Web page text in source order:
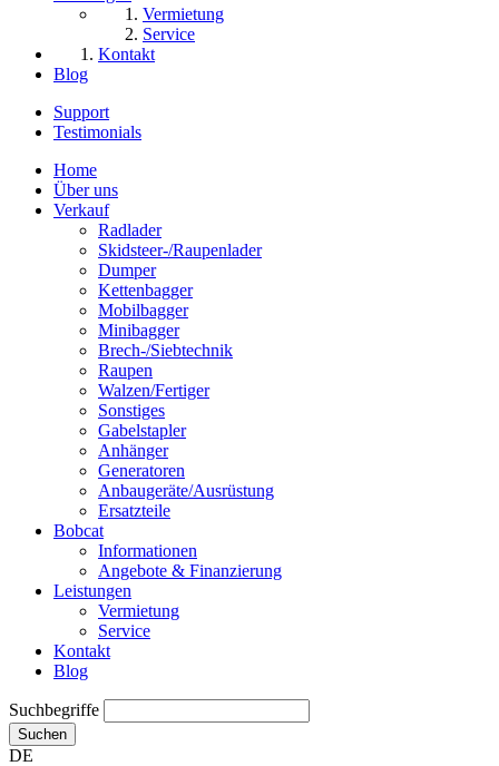
Vermietung
Service
Kontakt
Blog
Support
Testimonials
Home
Über uns
Verkauf
Radlader
Skidsteer-/Raupenlader
Dumper
Kettenbagger
Mobilbagger
Minibagger
Brech-/Siebtechnik
Raupen
Walzen/Fertiger
Sonstiges
Gabelstapler
Anhänger
Generatoren
Anbaugeräte/Ausrüstung
Ersatzteile
Bobcat
Informationen
Angebote & Finanzierung
Leistungen
Vermietung
Service
Kontakt
Blog
Suchbegriffe
Suchen
DE